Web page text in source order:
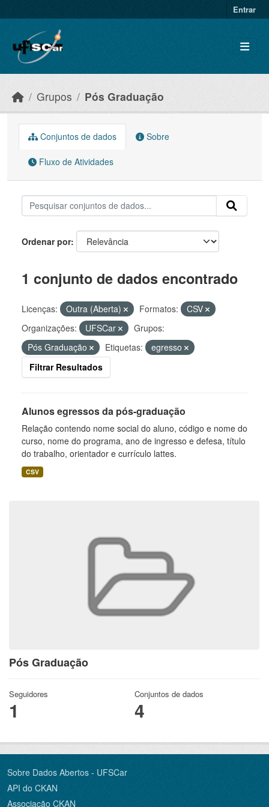
Entrar
Grupos Pós Graduação
Pós Graduação
Seguidores
1
Conjuntos de dados
4
Conjuntos de dados Sobre
Fluxo de Atividades
Ordenar por
1 conjunto de dados encontrado
Licenças: Outra (Aberta) Formatos:
CSV
Organizações:
UFSCar
Grupos:
Pós Graduação
Etiquetas:
egresso
Filtrar Resultados
Alunos egressos da pós-graduação
Relação contendo nome social do aluno, código e nome do
curso, nome do programa, ano de ingresso e defesa, título
do trabalho, orientador e currículo lattes.
CSV
Sobre Dados Abertos - UFSCar
API do CKAN
Associação CKAN